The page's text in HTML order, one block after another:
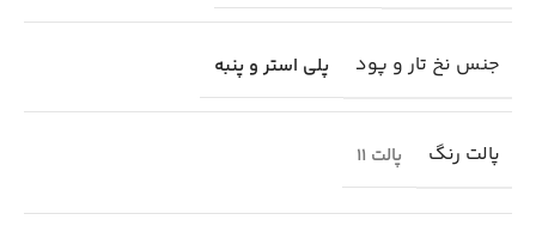
جنس نخ تار و پود پلی استر و پنبه
پالت رنگ پالت 11